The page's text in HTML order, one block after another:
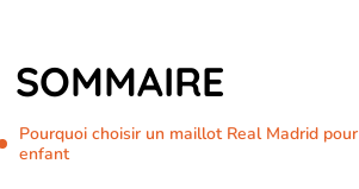
SOMMAIRE
Pourquoi choisir un maillot Real Madrid pour
enfant